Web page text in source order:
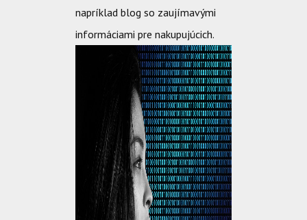
napríklad blog so zaujímavými
informáciami pre nakupujúcich.